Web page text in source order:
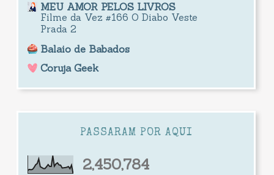
MEU AMOR PELOS LIVROS
Filme da Vez #166 O Diabo Veste
Prada 2
Balaio de Babados
Coruja Geek
PASSARAM POR AQUI
2,450,784